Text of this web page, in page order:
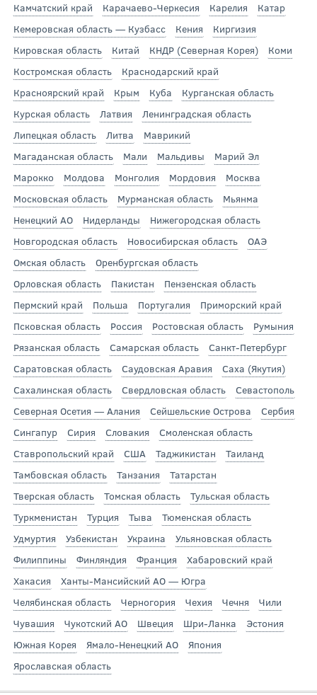
Камчатский край
Карачаево-Черкесия Карелия
Катар
Кемеровская область — Кузбасс
Кения
Киргизия
Кировская область
Китай КНДР (Северная Корея)
Коми
Костромская область
Краснодарский край
Красноярский край
Крым Куба
Курганская область
Курская область
Латвия
Ленинградская область
Липецкая область
Литва
Маврикий
Магаданская область
Мали Мальдивы
Марий Эл
Марокко
Молдова Монголия Мордовия
Москва
Московская область
Мурманская область
Мьянма
Ненецкий АО
Нидерланды
Нижегородская область
Новгородская область
Новосибирская область
ОАЭ
Омская область
Оренбургская область
Орловская область
Пакистан
Пензенская область
Пермский край
Польша Португалия
Приморский край
Псковская область
Россия Ростовская область
Румыния
Рязанская область
Самарская область
Санкт-Петербург
Саратовская область
Саудовская Аравия
Саха (Якутия)
Сахалинская область
Свердловская область
Севастополь
Северная Осетия — Алания
Сейшельские Острова
Сербия
Сингапур
Сирия Словакия
Смоленская область
Ставропольский край
США Таджикистан
Таиланд
Тамбовская область
Танзания
Татарстан
Тверская область
Томская область
Тульская область
Туркменистан
Турция Тыва
Тюменская область
Удмуртия
Узбекистан Украина
Ульяновская область
Филиппины
Финляндия Франция
Хабаровский край
Хакасия
Ханты-Мансийский АО — Югра
Челябинская область
Черногория Чехия Чечня
Чили
Чувашия
Чукотский АО Швеция Шри-Ланка
Эстония
Южная Корея
Ямало-Ненецкий АО
Япония
Ярославская область